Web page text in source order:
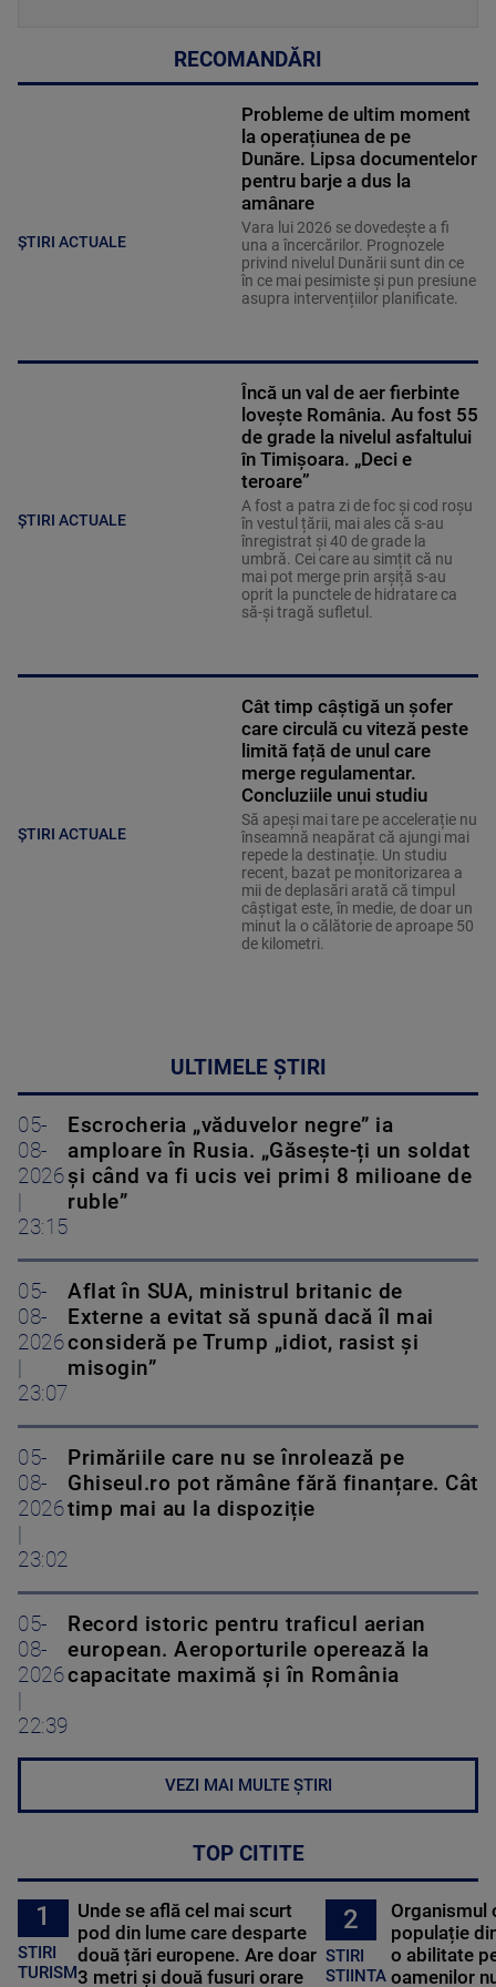
RECOMANDĂRI
ȘTIRI ACTUALE
Probleme de ultim moment
la operațiunea de pe
Dunăre. Lipsa documentelor
pentru barje a dus la
amânare
Vara lui 2026 se dovedește a fi
una a încercărilor. Prognozele
privind nivelul Dunării sunt din ce
în ce mai pesimiste și pun presiune
asupra intervențiilor planificate.
ȘTIRI ACTUALE
Încă un val de aer fierbinte
lovește România. Au fost 55
de grade la nivelul asfaltului
în Timișoara. „Deci e
teroare”
A fost a patra zi de foc și cod roșu
în vestul țării, mai ales că s-au
înregistrat și 40 de grade la
umbră. Cei care au simțit că nu
mai pot merge prin arșiță s-au
oprit la punctele de hidratare ca
să-și tragă sufletul.
ȘTIRI ACTUALE
Cât timp câștigă un șofer
care circulă cu viteză peste
limită față de unul care
merge regulamentar.
Concluziile unui studiu
Să apeși mai tare pe accelerație nu
înseamnă neapărat că ajungi mai
repede la destinație. Un studiu
recent, bazat pe monitorizarea a
mii de deplasări arată că timpul
câștigat este, în medie, de doar un
minut la o călătorie de aproape 50
de kilometri.
ULTIMELE ȘTIRI
05-
08-
2026
23:15
Escrocheria „văduvelor negre” ia
amploare în Rusia. „Găsește-ți un soldat
și când va fi ucis vei primi 8 milioane de
ruble”
05-
08-
2026
23:07
Aflat în SUA, ministrul britanic de
Externe a evitat să spună dacă îl mai
consideră pe Trump „idiot, rasist și
misogin”
05-
08-
2026
23:02
Primăriile care nu se înrolează pe
Ghiseul.ro pot rămâne fără finanțare. Cât
timp mai au la dispoziție
05-
08-
2026
22:39
Record istoric pentru traficul aerian
european. Aeroporturile operează la
capacitate maximă și în România
VEZI MAI MULTE ȘTIRI
TOP CITITE
1
STIRI
TURISM
Unde se află cel mai scurt
pod din lume care desparte
două țări europene. Are doar
3 metri și două fusuri orare
2
STIRI
STIINTA
Organismul
populație
o abilitate
oamenilor